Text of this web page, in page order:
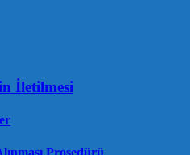
İletilmesi
Prosedürü